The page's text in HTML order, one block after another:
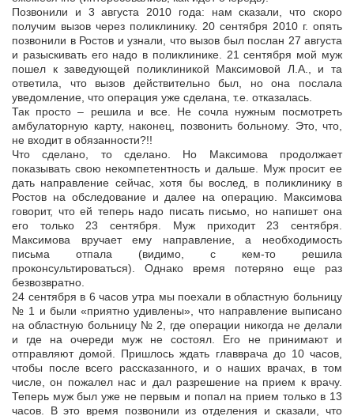
Позвонили и 3 августа 2010 года: нам сказали, что скоро
получим вызов через поликлинику. 20 сентября 2010 г. опять
позвонили в Ростов и узнали, что вызов был послан 27 августа
и разыскивать его надо в поликлинике. 21 сентября мой муж
пошел к заведующей поликлиникой Максимовой Л.А., и та
ответила, что вызов действительно был, но она послала
уведомление, что операция уже сделана, т.е. отказалась.
Так просто – решила и все. Не сочла нужным посмотреть
амбулаторную карту, наконец, позвонить больному. Это, что,
не входит в обязанности?!!
Что сделано, то сделано. Но Максимова продолжает
показывать свою некомпетентность и дальше. Муж просит ее
дать направление сейчас, хотя бы вослед, в поликлинику в
Ростов на обследование и далее на операцию. Максимова
говорит, что ей теперь надо писать письмо, но напишет она
его только 23 сентября. Муж приходит 23 сентября.
Максимова вручает ему направление, а необходимость
письма отпала (видимо, с кем-то решила
проконсультироваться). Однако время потеряно еще раз
безвозвратно.
24 сентября в 6 часов утра мы поехали в областную больницу
№ 1 и были «приятно удивлены», что направление выписано
на областную больницу № 2, где операции никогда не делали
и где на очереди муж не состоял. Его не принимают и
отправляют домой. Пришлось ждать главврача до 10 часов,
чтобы после всего рассказанного, и о наших врачах, в том
числе, он пожалел нас и дал разрешение на прием к врачу.
Теперь муж был уже не первым и попал на прием только в 13
часов. В это время позвонили из отделения и сказали, что